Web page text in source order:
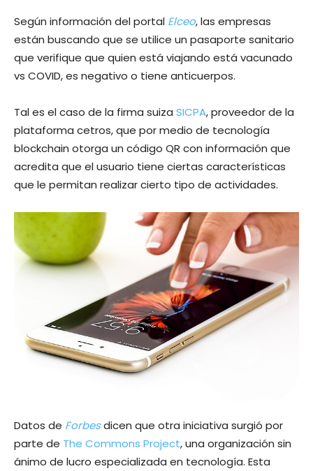
Según información del portal Elceo, las empresas
están buscando que se utilice un pasaporte sanitario
que verifique que quien está viajando está vacunado
vs COVID, es negativo o tiene anticuerpos.
Tal es el caso de la firma suiza SICPA, proveedor de la
plataforma cetros, que por medio de tecnología
blockchain otorga un código QR con información que
acredita que el usuario tiene ciertas características
que le permitan realizar cierto tipo de actividades.
Datos de Forbesdicen que otra iniciativa surgió por
parte de The Commons Project, una organización sin
ánimo de lucro especializada en tecnología. Esta